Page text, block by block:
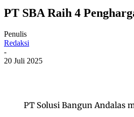
PT SBA Raih 4
Penulis
Redaksi
-
20 Juli 2025
PT Solusi Bangun Andalas